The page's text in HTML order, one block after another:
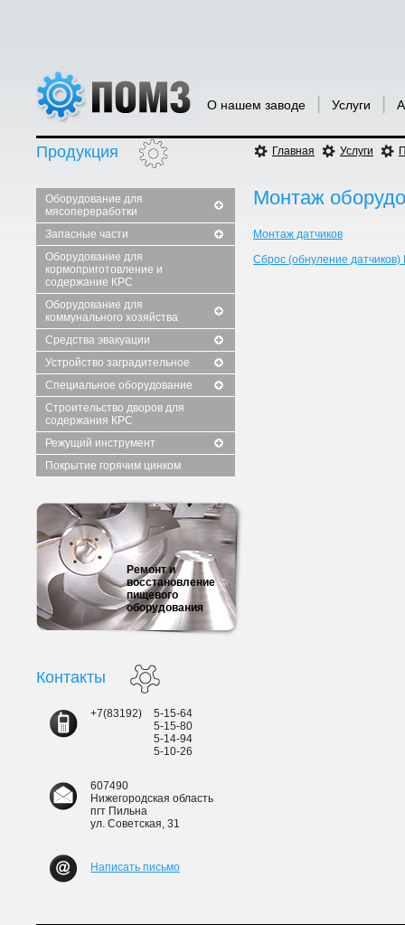
О нашем заводе Услуги
Продукция
Оборудование для
мясопереработки
Запасные части
Оборудование для
кормоприготовление и
содержание КРС
Оборудование для
коммунального хозяйства
Средства эвакуации
Устройство заградительное
Специальное оборудование
Строительство дворов для
содержания КРС
Режущий инструмент
Покрытие горячим цинком
Ремонт и
восстановление
пищевого
оборудования
Контакты
+7(83192)
5-15-64
5-15-80
5-14-94
5-10-26
607490
Нижегородская область
пгт Пильна
ул. Советская, 31
Написать письмо
Главная Услуги
Монтаж
Монтаж датчиков
Сброс (обнуление